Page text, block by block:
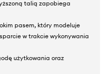
talią zapobiega
pasem, który modeluje
w trakcie wykonywania
użytkowania oraz